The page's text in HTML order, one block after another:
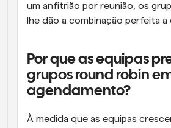
um anfitrião por reunião, os
lhe dão a combinação perfeita a
Por que as equipas
grupos round robin
agendamento?
À medida que as equipas